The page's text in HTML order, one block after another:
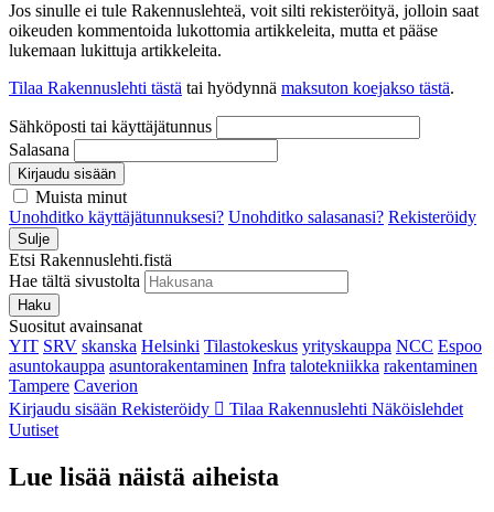
Jos sinulle ei tule Rakennuslehteä, voit silti rekisteröityä, jolloin saat
oikeuden kommentoida lukottomia artikkeleita, mutta et pääse
lukemaan lukittuja artikkeleita.
Tilaa Rakennuslehti tästä tai hyödynnä maksuton koejakso tästä.
Sähköposti tai käyttäjätunnus
Salasana
Kirjaudu sisään
Muista minut
Unohditko käyttäjätunnuksesi? Unohditko salasanasi? Rekisteröidy
Sulje
Etsi Rakennuslehti.fistä
Hae tältä sivustolta
Haku
Suositut avainsanat
YIT SRV skanska Helsinki Tilastokeskus yrityskauppa NCC Espoo
asuntokauppa asuntorakentaminen Infra talotekniikka rakentaminen
Tampere Caverion
Kirjaudu sisään Rekisteröidy Tilaa Rakennuslehti Näköislehdet
Uutiset
Lue lisää näistä aiheista